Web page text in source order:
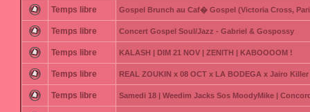
Temps libre Gospel Brunch au Caf� Gospel (Victoria Cross,
Temps libre Concert Gospel Soul/Jazz - Gabriel & Gospossy
Temps libre KALASH | DIM 21 NOV | ZENITH | KABOOOOM !
Temps libre REAL ZOUKIN x 08 OCT x LA BODEGA x Jairo
Temps libre Samedi 18 | Weedim Jacks Sos MoodyMike |